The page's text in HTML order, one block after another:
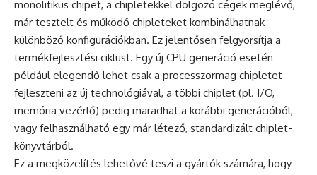
monolitikus chipet, a chipletekkel dolgozó cégek meglévő,
már tesztelt és működő chipleteket kombinálhatnak
különböző konfigurációkban. Ez jelentősen felgyorsítja a
termékfejlesztési ciklust. Egy új CPU generáció esetén
például elegendő lehet csak a processzormag chipletet
fejleszteni az új technológiával, a többi chiplet (pl. I/O,
memória vezérlő) pedig maradhat a korábbi generációból,
vagy felhasználható egy már létező, standardizált chiplet-
könyvtárból.
Ez a megközelítés lehetővé teszi a gyártók számára, hogy